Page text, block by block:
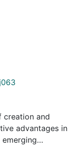
creation and
advantages in